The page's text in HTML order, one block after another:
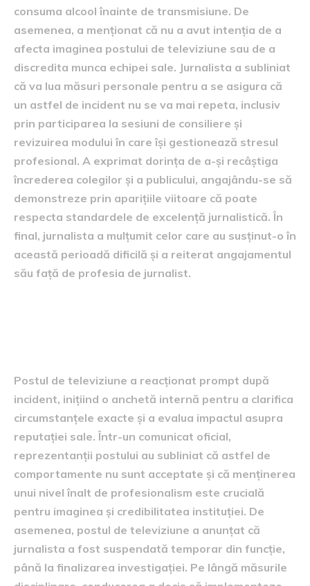
consuma alcool înainte de transmisiune. De
asemenea, a menționat că nu a avut intenția de a
afecta imaginea postului de televiziune sau de a
discredita munca echipei sale. Jurnalista a subliniat
că va lua măsuri personale pentru a se asigura că
un astfel de incident nu se va mai repeta, inclusiv
prin participarea la sesiuni de consiliere și
revizuirea modului în care își gestionează stresul
profesional. A exprimat dorința de a-și recâștiga
încrederea colegilor și a publicului, angajându-se să
demonstreze prin aparițiile viitoare că poate
respecta standardele de excelență jurnalistică. În
final, jurnalista a mulțumit celor care au susținut-o în
această perioadă dificilă și a reiterat angajamentul
său față de profesia de jurnalist.
Postul de televiziune a reacționat prompt după
incident, inițiind o anchetă internă pentru a clarifica
circumstanțele exacte și a evalua impactul asupra
reputației sale. Într-un comunicat oficial,
reprezentanții postului au subliniat că astfel de
comportamente nu sunt acceptate și că menținerea
unui nivel înalt de profesionalism este crucială
pentru imaginea și credibilitatea instituției. De
asemenea, postul de televiziune a anunțat că
jurnalista a fost suspendată temporar din funcție,
până la finalizarea investigației. Pe lângă măsurile